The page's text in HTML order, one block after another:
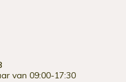
van 09:00-17:30